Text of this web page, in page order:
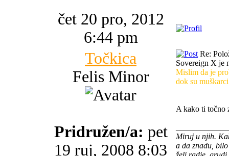
čet 20 pro, 2012
6:44 pm
Točkica
Felis Minor
Pridružen/a: pet
19 ruj, 2008 8:03
Re:
Sovereign X je
Mislim da je
dok su
A kako ti točno
Miruj u njih.
a da znadu,